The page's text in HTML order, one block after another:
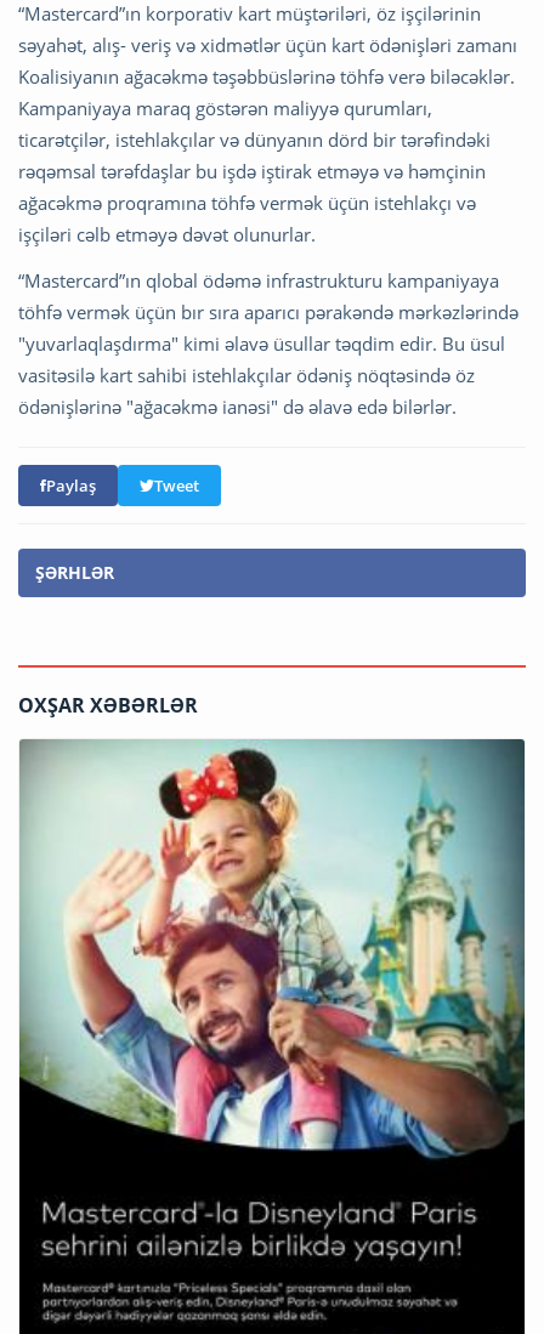
“Mastercard”ın korporativ kart müştəriləri, öz işçilərinin
səyahət, alış- veriş və xidmətlər üçün kart ödənişləri zamanı
Koalisiyanın ağacəkmə təşəbbüslərinə töhfə verə biləcəklər.
Kampaniyaya maraq göstərən maliyyə qurumları,
ticarətçilər, istehlakçılar və dünyanın dörd bir tərəfindəki
rəqəmsal tərəfdaşlar bu işdə iştirak etməyə və həmçinin
ağacəkmə proqramına töhfə vermək üçün istehlakçı və
işçiləri cəlb etməyə dəvət olunurlar.
“Mastercard”ın qlobal ödəmə infrastrukturu kampaniyaya
töhfə vermək üçün bır sıra aparıcı pərakəndə mərkəzlərində
"yuvarlaqlaşdırma" kimi əlavə üsullar təqdim edir. Bu üsul
vasitəsilə kart sahibi istehlakçılar ödəniş nöqtəsində öz
ödənişlərinə "ağacəkmə ianəsi" də əlavə edə bilərlər.
Paylaş Tweet
ŞƏRHLƏR
OXŞAR XƏBƏRLƏR